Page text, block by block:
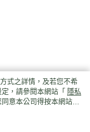
式之詳情，及若您不希
，請參閱本網站「 隱私
意本公司得按本網站使